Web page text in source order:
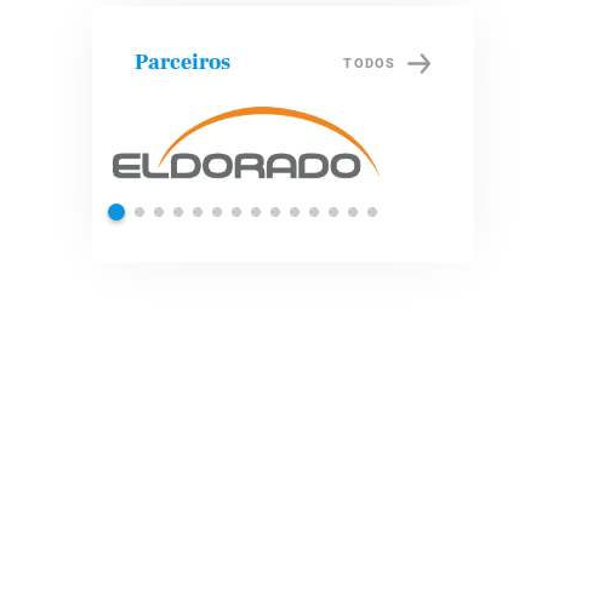
Parceiros TODOS
Shell